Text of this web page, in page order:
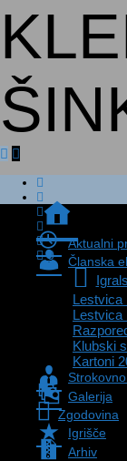
0
Aktualni
Članska
Lestvica
Lestvica
Klubski
Kartoni
Galerija
Zgodovina
Igrišče
Arhiv